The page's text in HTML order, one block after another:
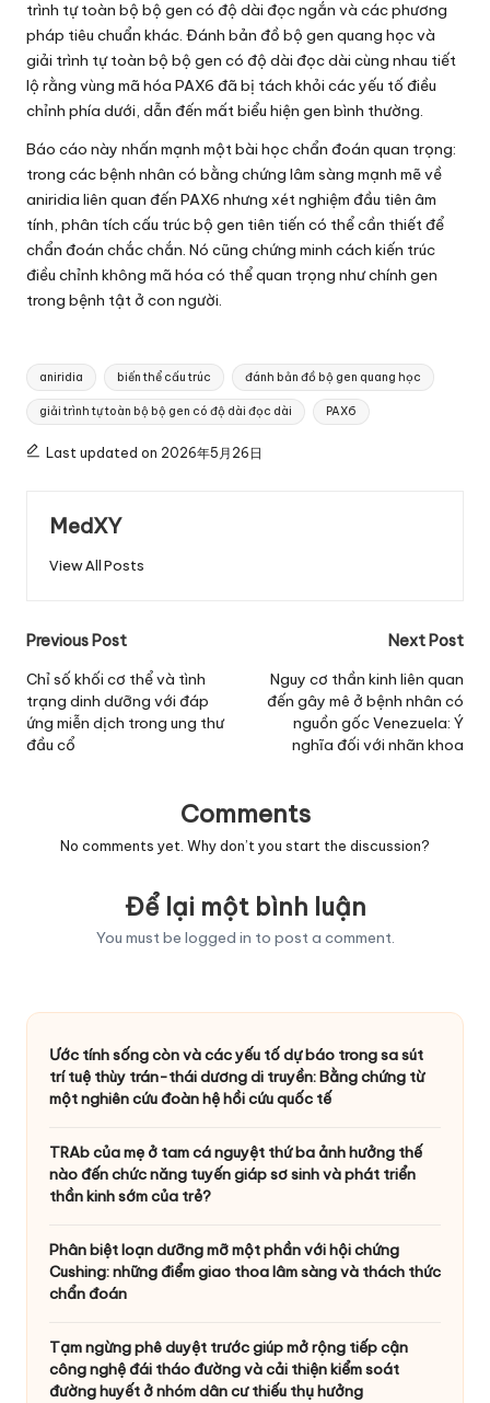
trình tự toàn bộ bộ gen có độ dài đọc ngắn và các phương
pháp tiêu chuẩn khác. Đánh bản đồ bộ gen quang học và
giải trình tự toàn bộ bộ gen có độ dài đọc dài cùng nhau tiết
lộ rằng vùng mã hóa PAX6 đã bị tách khỏi các yếu tố điều
chỉnh phía dưới, dẫn đến mất biểu hiện gen bình thường.
Báo cáo này nhấn mạnh một bài học chẩn đoán quan trọng:
trong các bệnh nhân có bằng chứng lâm sàng mạnh mẽ về
aniridia liên quan đến PAX6 nhưng xét nghiệm đầu tiên âm
tính, phân tích cấu trúc bộ gen tiên tiến có thể cần thiết để
chẩn đoán chắc chắn. Nó cũng chứng minh cách kiến trúc
điều chỉnh không mã hóa có thể quan trọng như chính gen
trong bệnh tật ở con người.
Tags:
aniridia biến thể cấu trúc đánh bản đồ bộ gen quang học
giải trình tự toàn bộ bộ gen có độ dài đọc dài PAX6
Last updated on 2026年5月26日
MedXY
View All Posts
Post
navigation
Previous Post
Chỉ số khối cơ thể và tình
trạng dinh dưỡng với đáp
ứng miễn dịch trong ung thư
đầu cổ
Next Post
Nguy cơ thần kinh liên quan
đến gây mê ở bệnh nhân có
nguồn gốc Venezuela: Ý
nghĩa đối với nhãn khoa
Comments
No comments yet. Why don’t you start the discussion?
Để lại một bình luận
You must be logged in to post a comment.
Ước tính sống còn và các yếu tố dự báo trong sa sút
trí tuệ thùy trán-thái dương di truyền: Bằng chứng từ
một nghiên cứu đoàn hệ hồi cứu quốc tế
TRAb của mẹ ở tam cá nguyệt thứ ba ảnh hưởng thế
nào đến chức năng tuyến giáp sơ sinh và phát triển
thần kinh sớm của trẻ?
Phân biệt loạn dưỡng mỡ một phần với hội chứng
Cushing: những điểm giao thoa lâm sàng và thách thức
chẩn đoán
Tạm ngừng phê duyệt trước giúp mở rộng tiếp cận
công nghệ đái tháo đường và cải thiện kiểm soát
đường huyết ở nhóm dân cư thiếu thụ hưởng